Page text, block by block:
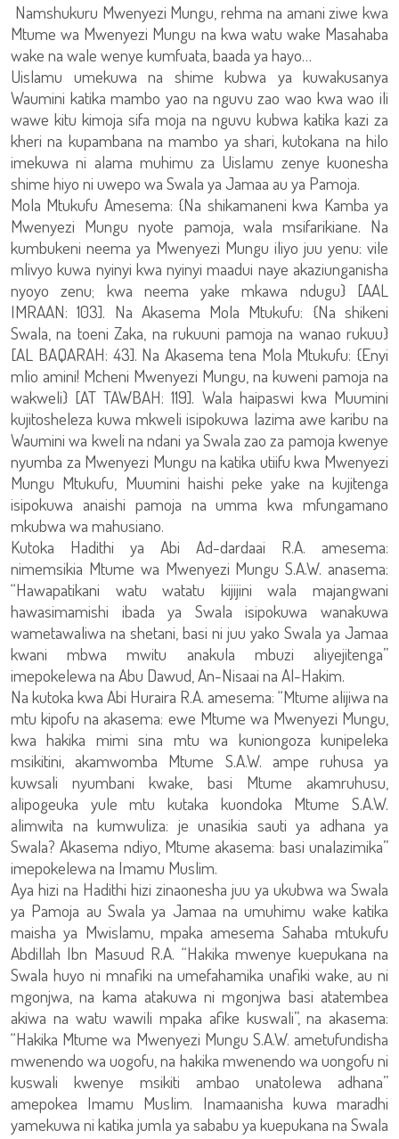
Namshukuru Mwenyezi Mungu, rehma na amani ziwe kwa
Mtume wa Mwenyezi Mungu na kwa watu wake Masahaba
wake na wale wenye kumfuata, baada ya hayo…
Uislamu umekuwa na shime kubwa ya kuwakusanya
Waumini katika mambo yao na nguvu zao wao kwa wao ili
wawe kitu kimoja sifa moja na nguvu kubwa katika kazi za
kheri na kupambana na mambo ya shari, kutokana na hilo
imekuwa ni alama muhimu za Uislamu zenye kuonesha
shime hiyo ni uwepo wa Swala ya Jamaa au ya Pamoja.
Mola Mtukufu Amesema: {Na shikamaneni kwa Kamba ya
Mwenyezi Mungu nyote pamoja, wala msifarikiane. Na
kumbukeni neema ya Mwenyezi Mungu iliyo juu yenu: vile
mlivyo kuwa nyinyi kwa nyinyi maadui naye akaziunganisha
nyoyo zenu; kwa neema yake mkawa ndugu} [AAL
IMRAAN: 103]. Na Akasema Mola Mtukufu: {Na shikeni
Swala, na toeni Zaka, na rukuuni pamoja na wanao rukuu}
[AL BAQARAH: 43]. Na Akasema tena Mola Mtukufu: {Enyi
mlio amini! Mcheni Mwenyezi Mungu, na kuweni pamoja na
wakweli} [AT TAWBAH: 119]. Wala haipaswi kwa Muumini
kujitosheleza kuwa mkweli isipokuwa lazima awe karibu na
Waumini wa kweli na ndani ya Swala zao za pamoja kwenye
nyumba za Mwenyezi Mungu na katika utiifu kwa Mwenyezi
Mungu Mtukufu, Muumini haishi peke yake na kujitenga
isipokuwa anaishi pamoja na umma kwa mfungamano
mkubwa wa mahusiano.
Kutoka Hadithi ya Abi Ad-dardaai R.A. amesema:
nimemsikia Mtume wa Mwenyezi Mungu S.A.W. anasema:
“Hawapatikani watu watatu kijijini wala majangwani
hawasimamishi ibada ya Swala isipokuwa wanakuwa
wametawaliwa na shetani, basi ni juu yako Swala ya Jamaa
kwani mbwa mwitu anakula mbuzi aliyejitenga”
imepokelewa na Abu Dawud, An-Nisaai na Al-Hakim.
Na kutoka kwa Abi Huraira R.A. amesema: “Mtume alijiwa na
mtu kipofu na akasema: ewe Mtume wa Mwenyezi Mungu,
kwa hakika mimi sina mtu wa kuniongoza kunipeleka
msikitini, akamwomba Mtume S.A.W. ampe ruhusa ya
kuwsali nyumbani kwake, basi Mtume akamruhusu,
alipogeuka yule mtu kutaka kuondoka Mtume S.A.W.
alimwita na kumwuliza: je unasikia sauti ya adhana ya
Swala? Akasema ndiyo, Mtume akasema: basi unalazimika”
imepokelewa na Imamu Muslim.
Aya hizi na Hadithi hizi zinaonesha juu ya ukubwa wa Swala
ya Pamoja au Swala ya Jamaa na umuhimu wake katika
maisha ya Mwislamu, mpaka amesema Sahaba mtukufu
Abdillah Ibn Masuud R.A. “Hakika mwenye kuepukana na
Swala huyo ni mnafiki na umefahamika unafiki wake, au ni
mgonjwa, na kama atakuwa ni mgonjwa basi atatembea
akiwa na watu wawili mpaka afike kuswali”, na akasema:
“Hakika Mtume wa Mwenyezi Mungu S.A.W. ametufundisha
mwenendo wa uogofu, na hakika mwenendo wa uongofu ni
kuswali kwenye msikiti ambao unatolewa adhana”
amepokea Imamu Muslim. Inamaanisha kuwa maradhi
yamekuwa ni katika jumla ya sababu ya kuepukana na Swala